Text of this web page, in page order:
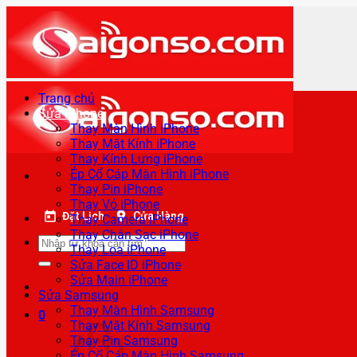
qua
nội
dung
Đặt Lịch Cửa Hàng
Tìm
kiếm:
0
Trang chủ
Sửa iPhone
Thay Màn Hình iPhone
Thay Mặt Kính iPhone
Thay Kính Lưng iPhone
Ép Cổ Cáp Màn Hình iPhone
Thay Pin iPhone
Thay Vỏ iPhone
Thay Camera iPhone
Thay Chân Sạc iPhone
Thay Loa iPhone
Sửa Face ID iPhone
Sửa Main iPhone
Sửa Samsung
Thay Màn Hình Samsung
Thay Mặt Kính Samsung
Thay Pin Samsung